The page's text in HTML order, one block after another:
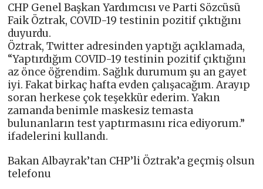
CHP Genel Başkan Yardımcısı ve Parti Sözcüsü
Faik Öztrak, COVID-19 testinin pozitif çıktığını
duyurdu.
Öztrak, Twitter adresinden yaptığı açıklamada,
“Yaptırdığım COVID-19 testinin pozitif çıktığını
az önce öğrendim. Sağlık durumum şu an gayet
iyi. Fakat birkaç hafta evden çalışacağım. Arayıp
soran herkese çok teşekkür ederim. Yakın
zamanda benimle maskesiz temasta
bulunanların test yaptırmasını rica ediyorum.”
ifadelerini kullandı.
Bakan Albayrak’tan CHP’li Öztrak’a geçmiş olsun
telefonu